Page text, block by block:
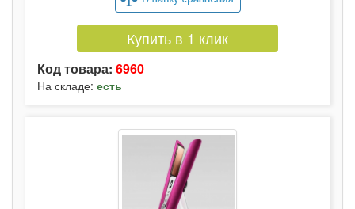
Купить в 1 клик
Код товара: 6960
На складе: есть